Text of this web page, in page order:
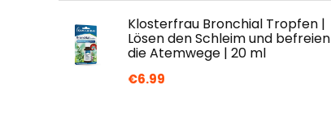
Klosterfrau Bronchial Tropfen |
Lösen den Schleim und befreien
die Atemwege | 20 ml
€6.99